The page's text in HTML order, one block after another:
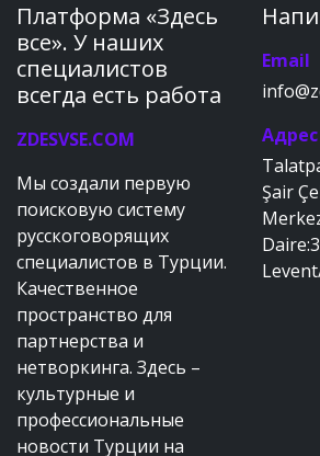
Платформа «Здесь
все». У наших
специалистов
всегда есть работа
ZDESVSE.COM
Мы создали первую
поисковую систему
русскоговорящих
специалистов в Турции.
Качественное
пространство для
партнерства и
нетворкинга. Здесь –
культурные и
профессиональные
новости Турции на
Email
Адрес
Şair
Daire:3